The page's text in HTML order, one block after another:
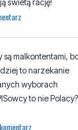
są malkontentami,
wyborach
to nie Polacy?
ruskim , bo nie